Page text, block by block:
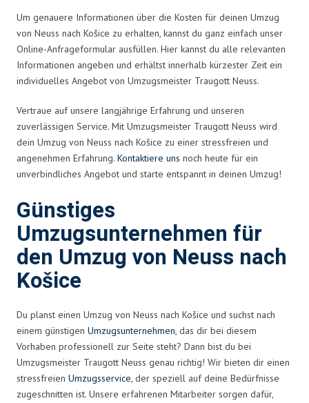
Um genauere Informationen über die Kosten für deinen Umzug
von Neuss nach Košice zu erhalten, kannst du ganz einfach unser
Online-Anfrageformular ausfüllen. Hier kannst du alle relevanten
Informationen angeben und erhältst innerhalb kürzester Zeit ein
individuelles Angebot von Umzugsmeister Traugott Neuss.
Vertraue auf unsere langjährige Erfahrung und unseren
zuverlässigen Service. Mit Umzugsmeister Traugott Neuss wird
dein Umzug von Neuss nach Košice zu einer stressfreien und
angenehmen Erfahrung. Kontaktiere uns noch heute für ein
unverbindliches Angebot und starte entspannt in deinen Umzug!
Günstiges
Umzugsunternehmen für
den Umzug von Neuss nach
Košice
Du planst einen Umzug von Neuss nach Košice und suchst nach
einem günstigen Umzugsunternehmen, das dir bei diesem
Vorhaben professionell zur Seite steht? Dann bist du bei
Umzugsmeister Traugott Neuss genau richtig! Wir bieten dir einen
stressfreien Umzugsservice, der speziell auf deine Bedürfnisse
zugeschnitten ist. Unsere erfahrenen Mitarbeiter sorgen dafür,